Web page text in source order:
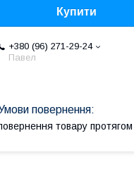
Купити
+380 (96) 271-29-24
Павел
товару протягом